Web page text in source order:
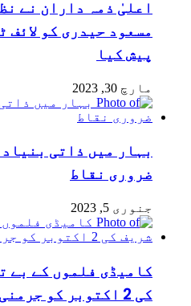
اعلیٰ ذمہ داران نے
مسعود حیدری کو
پیش کیا
مارچ 30, 2023
بہار میں ذاتی
ضروری نقاط
جنوری 5, 2023
کامیڈی فلموں کے بے
کی 2 اکتوبر کو جرمنی میں وفات